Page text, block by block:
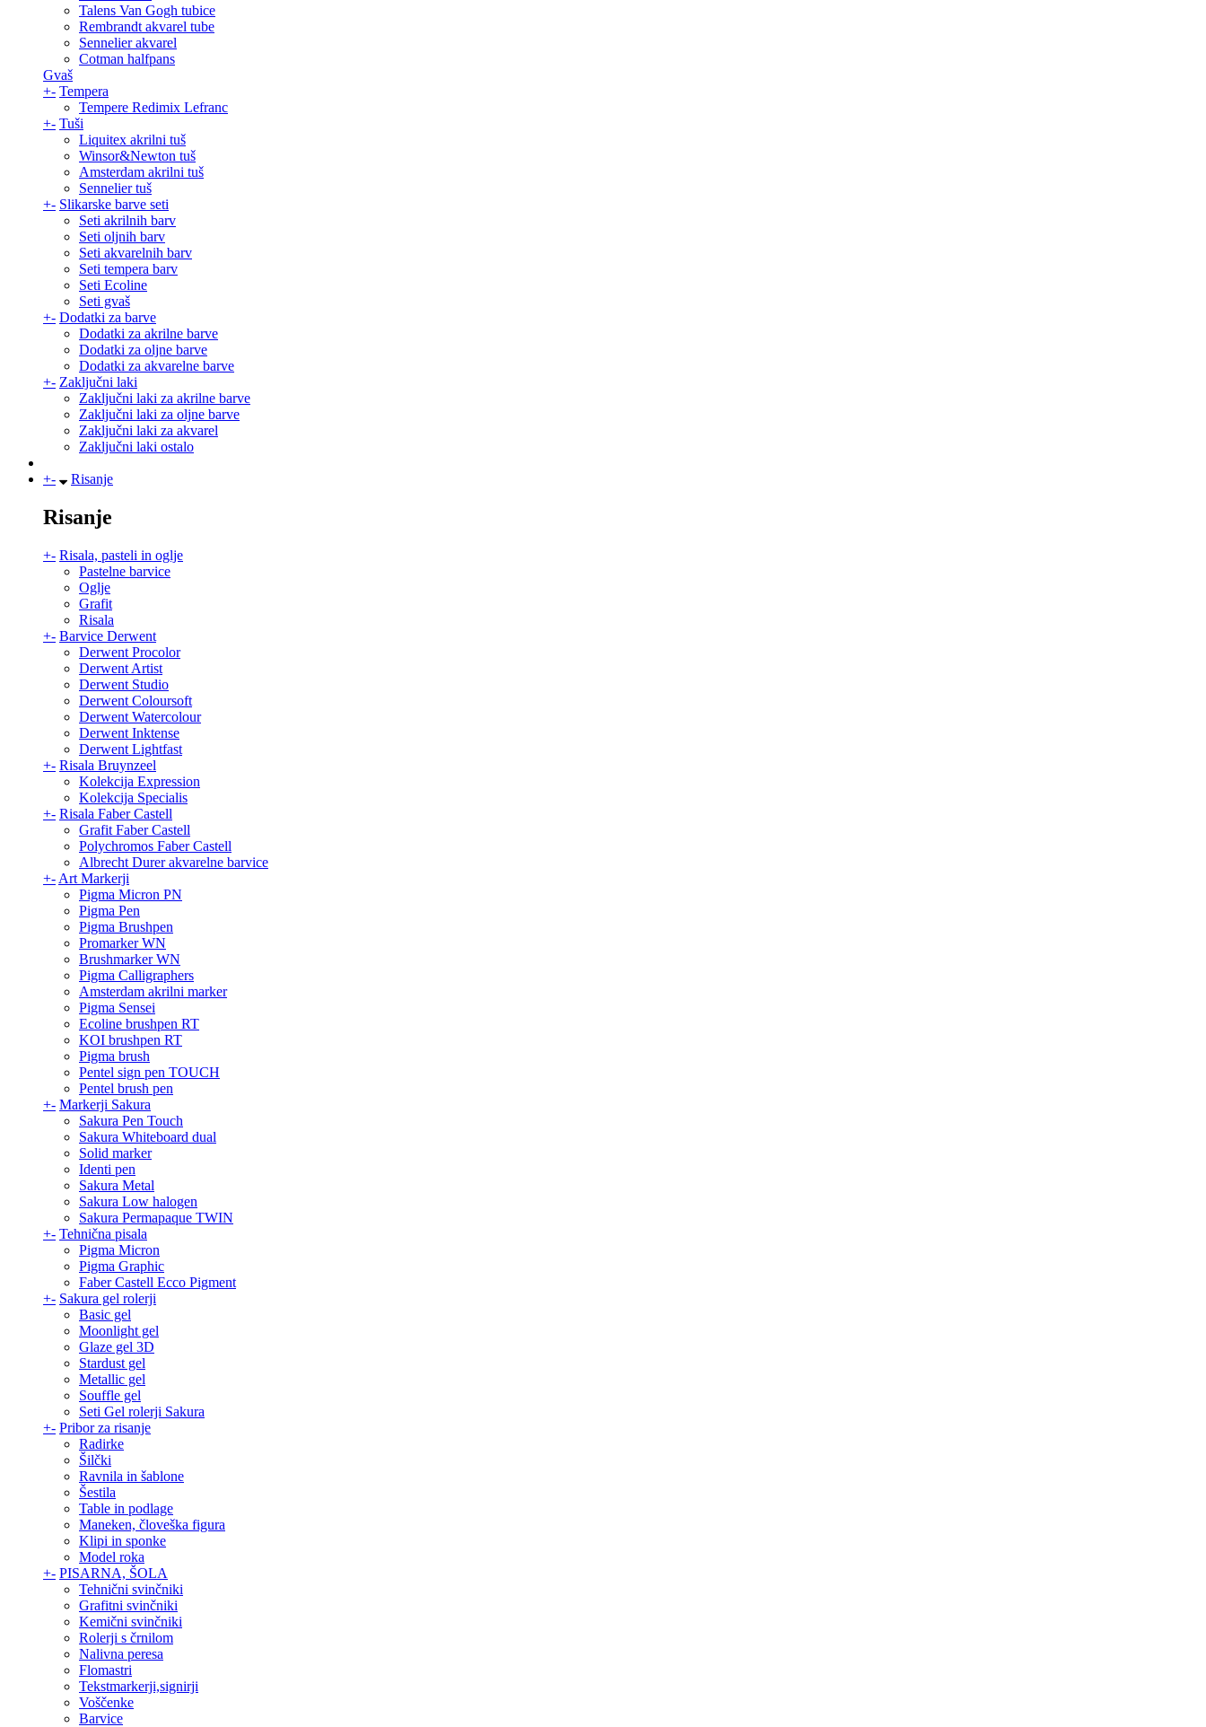
Talens Van Gogh tubice
Rembrandt akvarel tube
Sennelier akvarel
Cotman halfpans
Gvaš
+- Tempera
Tempere Redimix Lefranc
+- Tuši
Liquitex akrilni tuš
Winsor&Newton tuš
Amsterdam akrilni tuš
Sennelier tuš
+- Slikarske barve seti
Seti akrilnih barv
Seti oljnih barv
Seti akvarelnih barv
Seti tempera barv
Seti Ecoline
Seti gvaš
+- Dodatki za barve
Dodatki za akrilne barve
Dodatki za oljne barve
Dodatki za akvarelne barve
+- Zaključni laki
Zaključni laki za akrilne barve
Zaključni laki za oljne barve
Zaključni laki za akvarel
Zaključni laki ostalo
+- Risanje
Risanje
+- Risala, pasteli in oglje
Pastelne barvice
Oglje
Grafit
Risala
+- Barvice Derwent
Derwent Procolor
Derwent Artist
Derwent Studio
Derwent Coloursoft
Derwent Watercolour
Derwent Inktense
Derwent Lightfast
+- Risala Bruynzeel
Kolekcija Expression
Kolekcija Specialis
+- Risala Faber Castell
Grafit Faber Castell
Polychromos Faber Castell
Albrecht Durer akvarelne barvice
+- Art Markerji
Pigma Micron PN
Pigma Pen
Pigma Brushpen
Promarker WN
Brushmarker WN
Pigma Calligraphers
Amsterdam akrilni marker
Pigma Sensei
Ecoline brushpen RT
KOI brushpen RT
Pigma brush
Pentel sign pen TOUCH
Pentel brush pen
+- Markerji Sakura
Sakura Pen Touch
Sakura Whiteboard dual
Solid marker
Identi pen
Sakura Metal
Sakura Low halogen
Sakura Permapaque TWIN
+- Tehnična pisala
Pigma Micron
Pigma Graphic
Faber Castell Ecco Pigment
+- Sakura gel rolerji
Basic gel
Moonlight gel
Glaze gel 3D
Stardust gel
Metallic gel
Souffle gel
Seti Gel rolerji Sakura
+- Pribor za risanje
Radirke
Šilčki
Ravnila in šablone
Šestila
Table in podlage
Maneken, človeška figura
Klipi in sponke
Model roka
+- PISARNA, ŠOLA
Tehnični svinčniki
Grafitni svinčniki
Kemični svinčniki
Rolerji s črnilom
Nalivna peresa
Flomastri
Tekstmarkerji,signirji
Voščenke
Barvice